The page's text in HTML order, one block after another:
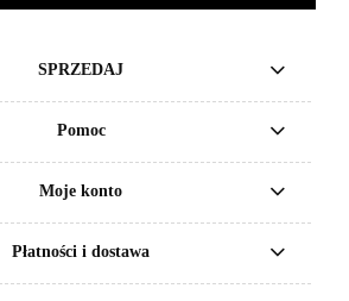
SPRZEDAJ
Pomoc
Moje konto
Płatności i dostawa